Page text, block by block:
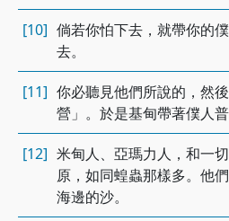
[10] 倘若你怕下去，就帶你的
去。
[11] 你必聽見他們所說的，然
營」。於是基甸帶著僕人普
[12] 米甸人、亞瑪力人，和一
原，如同蝗蟲那樣多。他
海邊的沙。